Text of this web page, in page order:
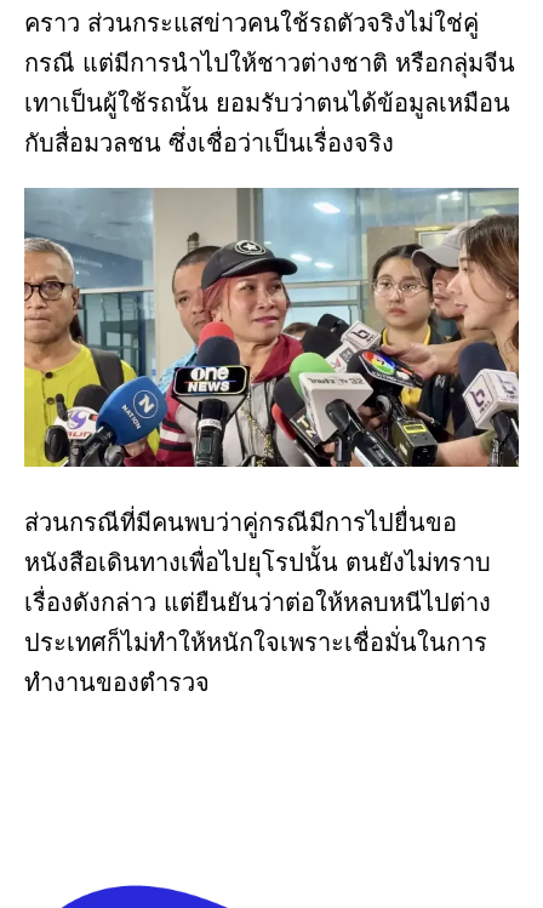
คราว ส่วนกระแสข่าวคนใช้รถตัวจริงไม่ใช่คู่
กรณี แต่มีการนำไปให้ชาวต่างชาติ หรือกลุ่มจีน
เทาเป็นผู้ใช้รถนั้น ยอมรับว่าตนได้ข้อมูลเหมือน
กับสื่อมวลชน ซึ่งเชื่อว่าเป็นเรื่องจริง
ส่วนกรณีที่มีคนพบว่าคู่กรณีมีการไปยื่นขอ
หนังสือเดินทางเพื่อไปยุโรปนั้น ตนยังไม่ทราบ
เรื่องดังกล่าว แต่ยืนยันว่าต่อให้หลบหนีไปต่าง
ประเทศก็ไม่ทำให้หนักใจเพราะเชื่อมั่นในการ
ทำงานของตำรวจ